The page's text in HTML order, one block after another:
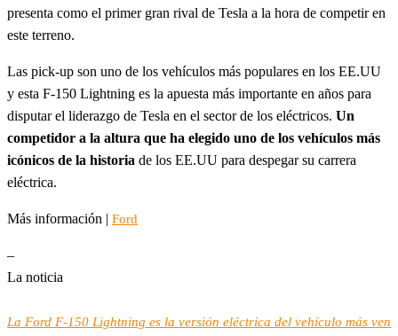
presenta como el primer gran rival de Tesla a la hora de competir en
este terreno.
Las pick-up son uno de los vehículos más populares en los EE.UU
y esta F-150 Lightning es la apuesta más importante en años para
disputar el liderazgo de Tesla en el sector de los eléctricos. Un
competidor a la altura que ha elegido uno de los vehículos más
icónicos de la historia de los EE.UU para despegar su carrera
eléctrica.
Más información | Ford
–
La noticia
La Ford F-150 Lightning es la versión eléctrica del vehículo más ven